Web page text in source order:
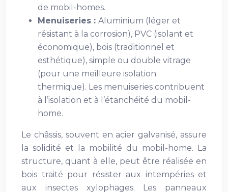
de mobil-homes.
Menuiseries : Aluminium (léger et
résistant à la corrosion), PVC (isolant et
économique), bois (traditionnel et
esthétique), simple ou double vitrage
(pour une meilleure isolation
thermique). Les menuiseries contribuent
à l’isolation et à l’étanchéité du mobil-
home.
Le châssis, souvent en acier galvanisé, assure
la solidité et la mobilité du mobil-home. La
structure, quant à elle, peut être réalisée en
bois traité pour résister aux intempéries et
aux insectes xylophages. Les panneaux